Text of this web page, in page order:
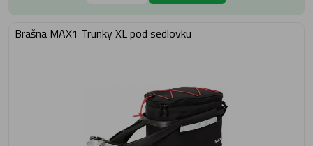
Brašna MAX1 Trunky XL pod sedlovku